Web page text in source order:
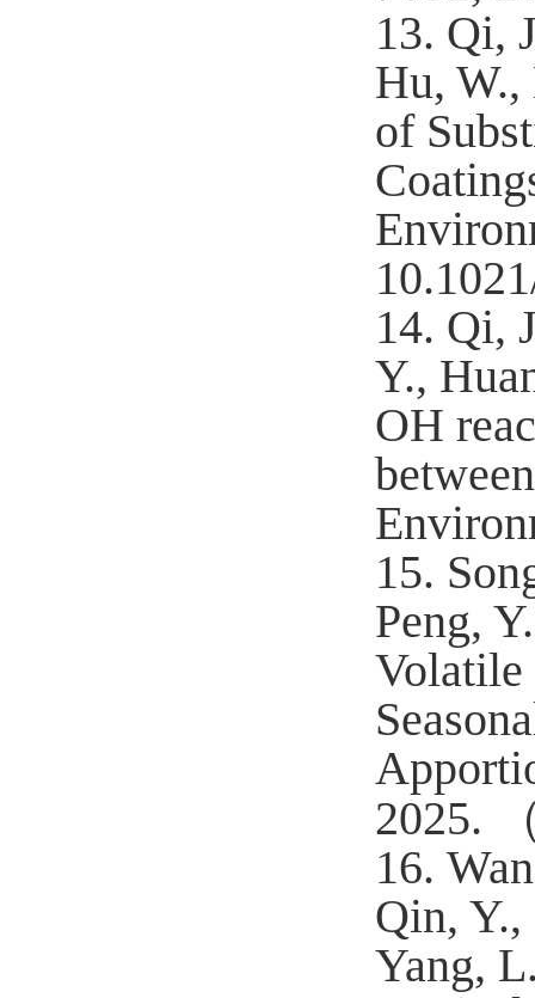
13. Qi,
Hu,
of
14. Qi,
Y.,
OH
15.
Peng,
Volatile
2025.
16.
Qin,
Yang,